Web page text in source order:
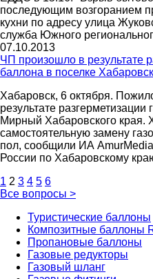
последующим возгоранием
кухни по адресу улица
служба Южного
07.10.2013
ЧП произошло в результате
баллона в поселке
Хабаровск, 6 октября.
результате разгерметизации
Мирный Хабаровского края.
самостоятельную замену
пол, сообщили ИА
России по Хабаровскому
1 2 3 4 5 6
Все вопросы >
Туристические баллоны
Композитные баллоны
Пропановые баллоны
Газовые редукторы
Газовый шланг